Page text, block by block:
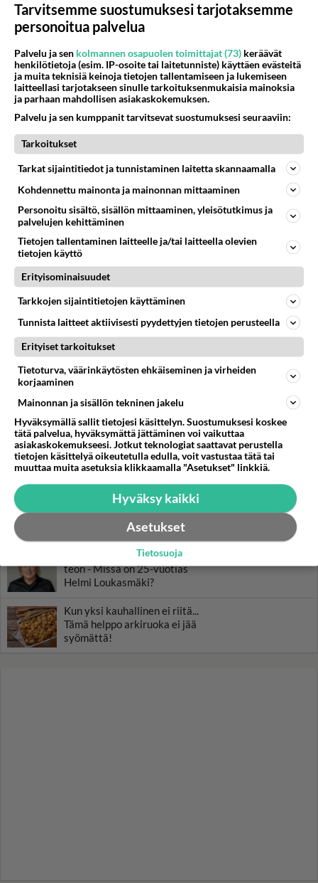
LUETUIMMAT
Muistatko? Kädestä suuhun
rahasalkun Henry-
miljonääriltä
Tiesitkö? Martina Aitolehden
isäpuoli on tämä suosittu
laulaja
Luetuimmat: Aarne Pelkonen
ja Noora Louhimo vihdoinkin
yhdessä - Tätä moni jo odotti
Danny, 83, teki yllättävän
teon - Missä on 25-vuotias
Helmi Loukasmäki?
Kun yksi kauhallinen ei riitä...
Tämä helppo arkiruoka ei jää
syömättä!
Tarvitsemme suostumuksesi tarjotaksemme
personoitua palvelua
Palvelu ja sen kolmannen osapuolen toimittajat (73) keräävät
henkilötietoja (esim. IP-osoite tai laitetunniste) käyttäen evästeitä
ja muita teknisiä keinoja tietojen tallentamiseen ja lukemiseen
laitteellasi tarjotakseen sinulle tarkoituksenmukaisia mainoksia
ja parhaan mahdollisen asiakaskokemuksen.
Palvelu ja sen kumppanit tarvitsevat suostumuksesi seuraaviin:
Tarkoitukset
Tarkat sijaintitiedot ja tunnistaminen laitetta skannaamalla
Kohdennettu mainonta ja mainonnan mittaaminen
Personoitu sisältö, sisällön mittaaminen, yleisötutkimus ja
palvelujen kehittäminen
Tietojen tallentaminen laitteelle ja/tai laitteella olevien
tietojen käyttö
Erityisominaisuudet
Tarkkojen sijaintitietojen käyttäminen
Tunnista laitteet aktiivisesti pyydettyjen tietojen perusteella
Erityiset tarkoitukset
Tietoturva, väärinkäytösten ehkäiseminen ja virheiden
korjaaminen
Mainonnan ja sisällön tekninen jakelu
Hyväksymällä sallit tietojesi käsittelyn. Suostumuksesi koskee
tätä palvelua, hyväksymättä jättäminen voi vaikuttaa
asiakaskokemukseesi. Jotkut teknologiat saattavat perustella
tietojen käsittelyä oikeutetulla edulla, voit vastustaa tätä tai
muuttaa muita asetuksia klikkaamalla "Asetukset" linkkiä.
Hyväksy kaikki
Asetukset
Tietosuoja